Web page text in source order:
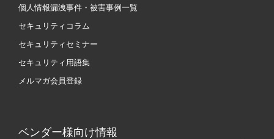
個人情報漏洩事件・被害事例一覧
セキュリティコラム
セキュリティセミナー
セキュリティ用語集
メルマガ会員登録
ベンダー様向け情報